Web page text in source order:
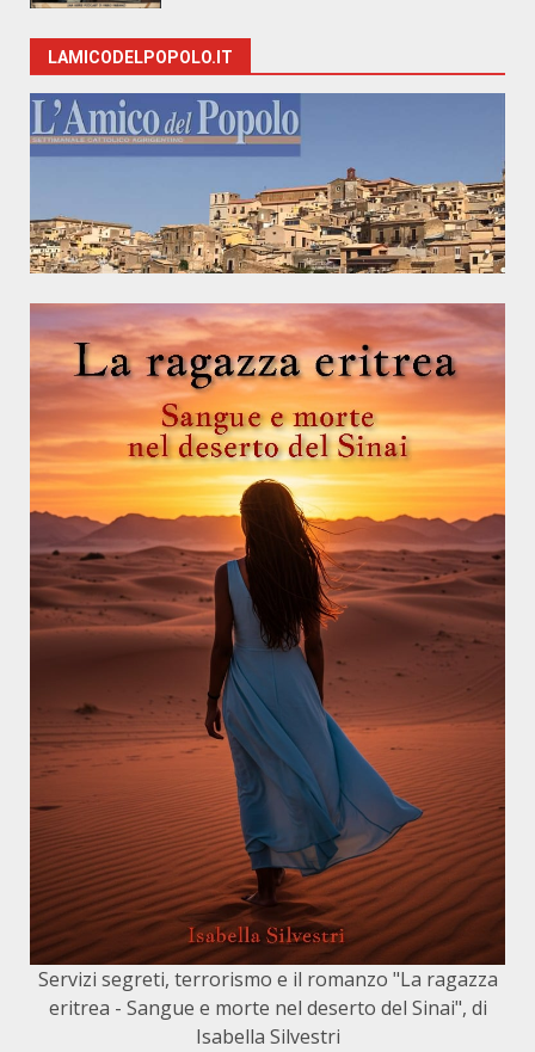
LAMICODELPOPOLO.IT
Servizi segreti, terrorismo e il romanzo "La ragazza
eritrea - Sangue e morte nel deserto del Sinai", di
Isabella Silvestri